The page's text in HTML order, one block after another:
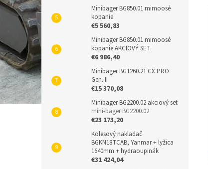
Minibager BG850.01 mimoosé
kopanie
€5 560,83
Minibager BG850.01 mimoosé
kopanie AKCIOVÝ SET
€6 986,40
Minibager BG1260.21 CX PRO
Gen. II
€15 370,08
Minibager BG2200.02 akciový set
mini-bager BG2200.02
€23 173,20
Kolesový nakladač
BGKN18TCAB, Yanmar + lyžica
1640mm + hydraoupinák
€31 424,04